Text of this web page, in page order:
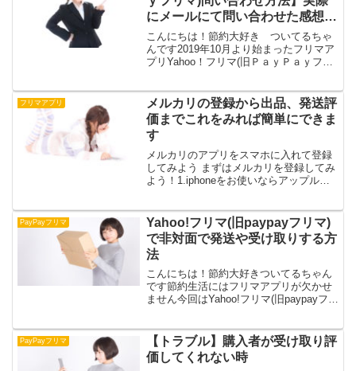
にメールにて問い合わせた感想も
のせています
こんにちは！節約大好き ついてるちゃ
んです2019年10月より始まったフリマア
プリYahoo！フリマ(旧ＰａｙＰａｙフリ
ルカリやラクマ若干違っていることもあ
り、戸惑っ...
フリマアプリ
メルカリの登録から出品、発送評
価までこれをみれば簡単にできま
す
メルカリのアプリをスマホに入れて登録
してみよう まずはメルカリを登録してみ
よう！1.iphoneをお使いならアップルス
します3.メルカリアプリを開き登録を選
択 Fac...
PayPayフリマ
Yahoo!フリマ(旧paypayフリマ)
で非対面で発送や受け取りする方
法
こんにちは！節約大好きついてるちゃん
です節約生活にはフリマアプリが欠かせ
ません今回はYahoo!フリマ(旧paypayフリ
け取りや発送についてはYahoo!フリマヘ
ル...
PayPayフリマ
【トラブル】購入者が受け取り評
価してくれない時